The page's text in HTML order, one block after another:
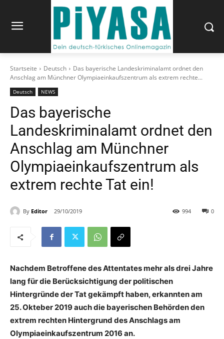
Startseite Deutsch
Das bayerische Landeskriminalamt ordnet den
Anschlag am Münchner Olympiaeinkaufszentrum als extrem rechte...
Deutsch NEWS
Das bayerische
Landeskriminalamt ordnet den
Anschlag am Münchner
Olympiaeinkaufszentrum als
extrem rechte Tat ein!
By Editor 29/10/2019 0
994
Nachdem Betroffene des Attentates mehr als drei Jahre
lang für die Berücksichtigung der politischen
Hintergründe der Tat gekämpft haben, erkannten am
25. Okteber 2019 auch die bayerischen Behörden den
extrem rechten Hintergrund des Anschlags am
Olympiaeinkaufszentrum 2016 an.